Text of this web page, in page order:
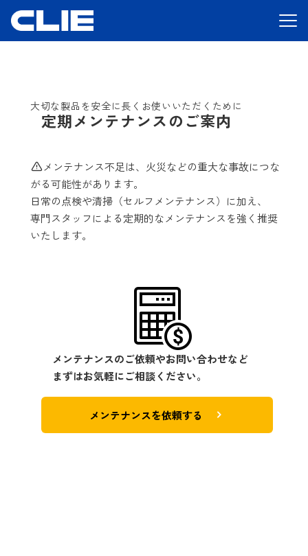
大切な製品を安全に長くお使いいただくために
定期メンテナンスのご案内
メンテナンス不足は、火災などの重大な事故につな
がる可能性があります。
日常の点検や清掃（セルフメンテナンス）に加え、
専門スタッフによる定期的なメンテナンスを強く推奨
いたします。
メンテナンスのご依頼やお問い合わせなど
まずはお気軽にご相談ください。
メンテナンスを依頼する